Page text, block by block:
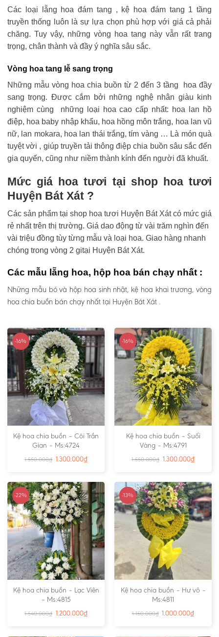
Các loại lẵng hoa đám tang , kệ hoa đám tang 1 tầng
truyền thống luôn là sự lựa chọn phù hợp với giá cả phải
chăng. Tuy vậy, những vòng hoa tang này vẫn rất trang
trọng, chân thành và đầy ý nghĩa sâu sắc.
Vòng hoa tang lễ sang trọng
Những mẫu vòng hoa chia buồn từ 2 đến 3 tầng hoa đầy
sang trọng. Được cắm bởi những nghệ nhân giàu kinh
nghiệm cùng những loại hoa cao cấp nhất: hoa lan hồ
điệp, hoa baby nhập khẩu, hoa hồng môn trắng, hoa lan vũ
nữ, lan mokara, hoa lan thái trắng, tím vàng … Là món quà
tuyệt vời , giúp truyền tải thông điệp chia buồn sâu sắc đến
gia quyến, cũng như niềm thành kính đến người đã khuất.
Mức giá hoa tươi tại shop hoa tươi
Huyện Bát Xát ?
Các sản phẩm tại shop hoa tươi Huyện Bát Xát có mức giá
rẻ nhất trên thị trường. Giá dao động từ vài trăm nghìn đến
vài triệu đồng tùy từng mẫu và loại hoa. Giao hàng nhanh
chóng trong vòng 2 gitại Huyện Bát Xát.
Các mẫu lẵng hoa, hộp hoa bán chạy nhất :
Những mẫu bó và hộp hoa sinh nhật, kệ hoa khai trương, vòng
hoa chia buồn bán chạy nhất tại Huyện Bát Xát .
-16%
Kệ hoa chia buồn – Cõi Trần
Gian – Ms:4724
1.550.000₫ 1.300.000₫
-16%
Kệ hoa chia buồn – Suối
Vàng – Ms:4791
1.550.000₫ 1.300.000₫
-22%
Kệ hoa chia buồn – Lạc Viên
– Ms:4815
1.540.000₫ 1.200.000₫
-13%
Kệ hoa chia buồn – Hư vô –
Ms:4811
1.150.000₫ 1.000.000₫